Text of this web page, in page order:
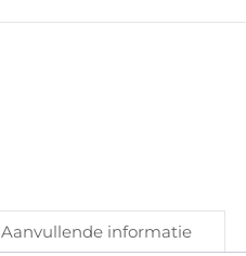
Aanvullende informatie